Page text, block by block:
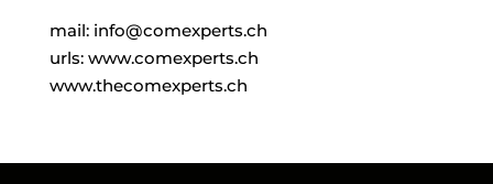
mail: info@comexperts.ch
urls: www.comexperts.ch
www.thecomexperts.ch